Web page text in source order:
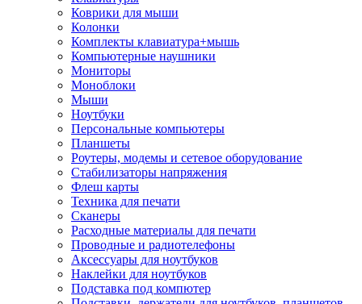
Коврики для мыши
Колонки
Комплекты клавиатура+мышь
Компьютерные наушники
Мониторы
Моноблоки
Мыши
Ноутбуки
Персональные компьютеры
Планшеты
Роутеры, модемы и сетевое оборудование
Стабилизаторы напряжения
Флеш карты
Техника для печати
Сканеры
Расходные материалы для печати
Проводные и радиотелефоны
Аксессуары для ноутбуков
Наклейки для ноутбуков
Подставка под компютер